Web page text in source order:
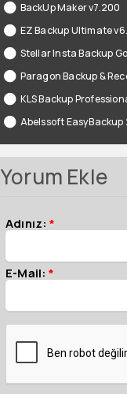
BackUp Maker v7.200
EZ Backup Ultimate
Stellar Insta Backup
Paragon Backup &
KLS Backup
Abelssoft EasyBackup
Yorum Ekle
Adınız: *
E-Mail: *